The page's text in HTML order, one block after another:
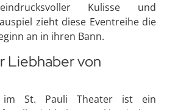
Kulisse und
zieht diese Eventreihe die
an in ihren Bann.
Liebhaber von
im St. Pauli Theater ist ein